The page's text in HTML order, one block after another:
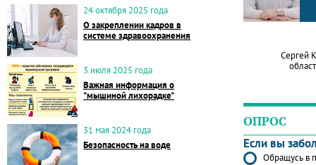
24 октября 2025 года
О закреплении кадров в
системе здравоохранения
3 июля 2025 года
Важная информация о
"мышиной лихорадке"
31 мая 2024 года
Безопасность на воде
Сергей
ОПРОС
Если вы
Обращусь в